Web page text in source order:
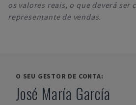
os valores reais, o que deverá ser
representante de vendas.
O SEU GESTOR DE CONTA:
José María García